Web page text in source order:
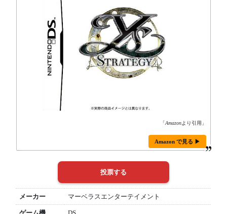
「Amazonより引用」
Amazon で見る ▶
メーカー マーベラスエンターテイメント